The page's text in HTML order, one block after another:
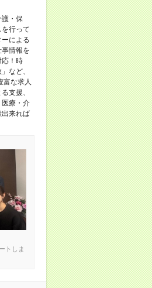
・保
行って
による
情報を
！時
など、
富な求人
支援、
療・介
来れば
トしま